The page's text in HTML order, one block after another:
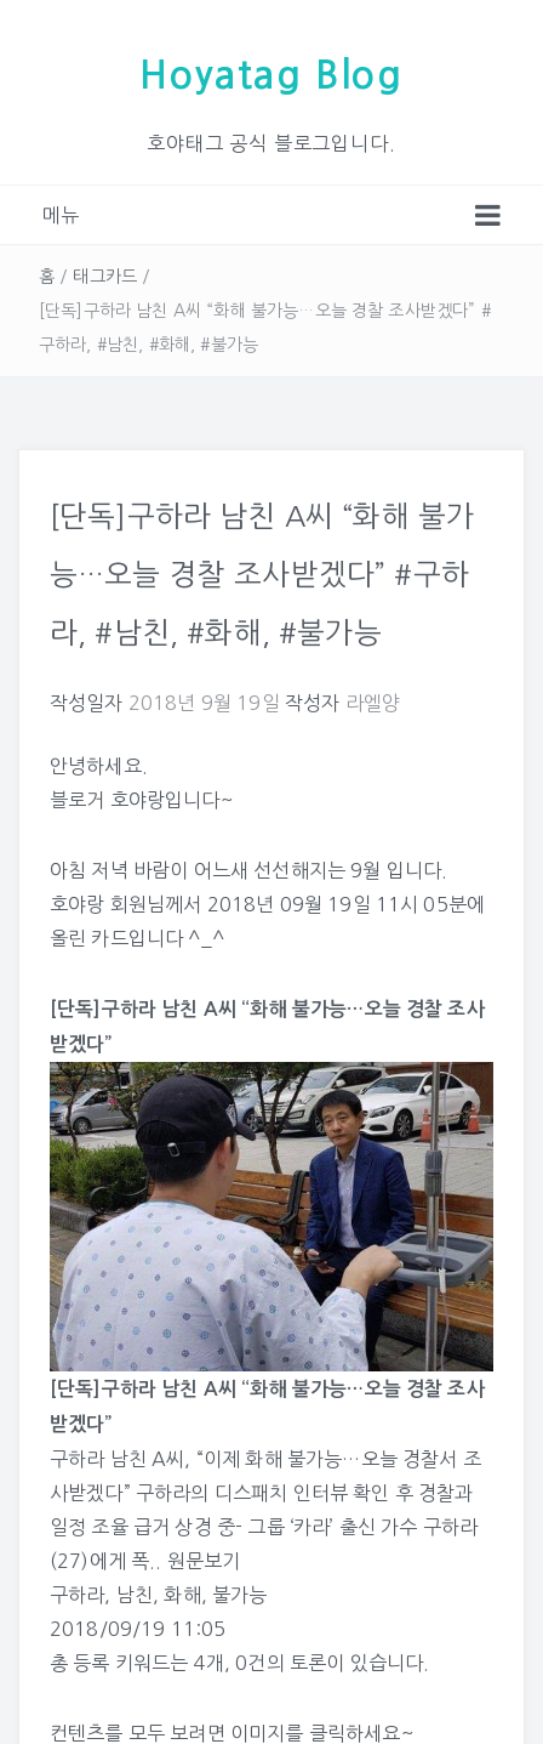
Hoyatag Blog
호야태그 공식 블로그입니다.
메뉴
홈 / 태그카드 /
[단독]구하라 남친 A씨 “화해 불가능…오늘 경찰 조사받겠다” #
구하라, #남친, #화해, #불가능
[단독]구하라 남친 A씨 “화해 불가
능…오늘 경찰 조사받겠다” #구하
라, #남친, #화해, #불가능
작성일자 2018년 9월 19일 작성자 라엘양
안녕하세요.
블로거 호야랑입니다~
아침 저녁 바람이 어느새 선선해지는 9월 입니다.
호야랑 회원님께서 2018년 09월 19일 11시 05분에
올린 카드입니다 ^_^
[단독]구하라 남친 A씨 “화해 불가능…오늘 경찰 조사
받겠다”
[단독]구하라 남친 A씨 “화해 불가능…오늘 경찰 조사
받겠다”
구하라 남친 A씨, “이제 화해 불가능…오늘 경찰서 조
사받겠다” 구하라의 디스패치 인터뷰 확인 후 경찰과
일정 조율 급거 상경 중- 그룹 ‘카라’ 출신 가수 구하라
(27)에게 폭.. 원문보기
구하라, 남친 화해
불가능
2018/09/19 11:05
총 등록 키워드는 4개, 0건의 토론이 있습니다.
컨텐츠를 모두 보려면 이미지를 클릭하세요~